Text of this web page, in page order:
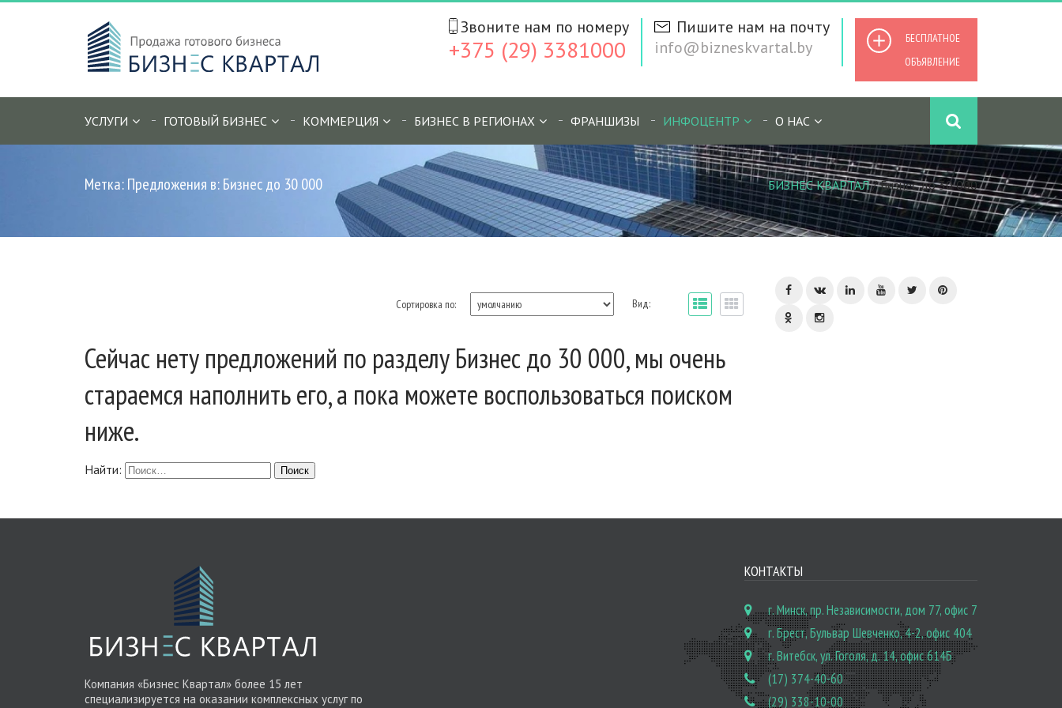
БЕСПЛАТНОЕ
ОБЪЯВЛЕНИЕ
Пишите нам на почту
info@bizneskvartal.by
Звоните нам по номеру
+375 (29) 3381000
УСЛУГИ ГОТОВЫЙ БИЗНЕС КОММЕРЦИЯ БИЗНЕС В РЕГИОНАХ ФРАНШИЗЫ ИНФОЦЕНТР О НАС
Метка: Предложения в: Бизнес до 30 000 БИЗНЕС КВАРТАЛ/Бизнес до 30 000
Сортировка по: Вид:
Сейчас нету предложений по разделу Бизнес до 30 000, мы очень
стараемся наполнить его, а пока можете воспользоваться поиском
ниже.
Найти:
Компания «Бизнес Квартал» более 15 лет
специализируется на оказании комплексных услуг по
КОНТАКТЫ
г. Минск, пр. Независимости, дом 77, офис 7
г. Брест, Бульвар Шевченко, 4-2, офис 404
г. Витебск, ул. Гоголя, д. 14, офис 614Б
(17) 374-40-60
(29) 338-10-00